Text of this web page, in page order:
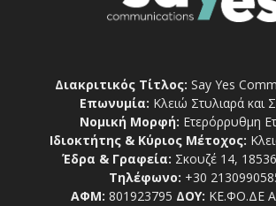
Διακριτικός Τίτλος: Say Yes
Επωνυμία: Κλειώ Στυλιαρά και
Νομική Μορφή: Ετερόρρυθμη
Ιδιοκτήτης & Κύριος Μέτοχος:
Έδρα & Γραφεία: Σκουζέ 14,
Τηλέφωνο: +30
ΑΦΜ: 801923795 ΔΟΥ: ΚΕ.ΦΟ.ΔΕ